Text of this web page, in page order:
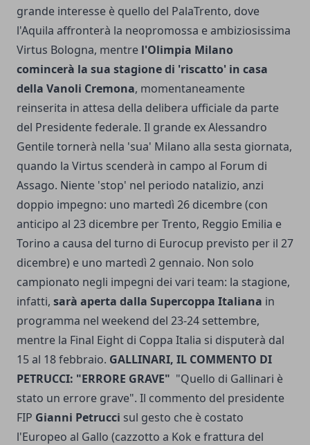
grande interesse è quello del PalaTrento, dove
l'Aquila affronterà la neopromossa e ambiziosissima
Virtus Bologna, mentre l'Olimpia Milano
comincerà la sua stagione di 'riscatto' in casa
della Vanoli Cremona, momentaneamente
reinserita in attesa della delibera ufficiale da parte
del Presidente federale. Il grande ex Alessandro
Gentile tornerà nella 'sua' Milano alla sesta giornata,
quando la Virtus scenderà in campo al Forum di
Assago. Niente 'stop' nel periodo natalizio, anzi
doppio impegno: uno martedì 26 dicembre (con
anticipo al 23 dicembre per Trento, Reggio Emilia e
Torino a causa del turno di Eurocup previsto per il 27
dicembre) e uno martedì 2 gennaio. Non solo
campionato negli impegni dei vari team: la stagione,
infatti, sarà aperta dalla Supercoppa Italiana in
programma nel weekend del 23-24 settembre,
mentre la Final Eight di Coppa Italia si disputerà dal
15 al 18 febbraio. GALLINARI, IL COMMENTO DI
PETRUCCI: "ERRORE GRAVE" "Quello di Gallinari è
stato un errore grave". Il commento del presidente
FIP Gianni Petrucci sul gesto che è costato
l'Europeo al Gallo (cazzotto a Kok e frattura del